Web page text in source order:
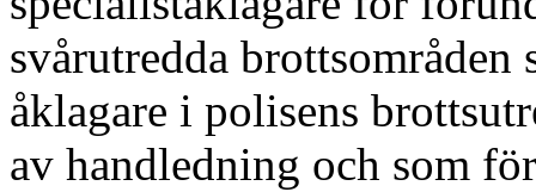
svårutredda brottsområden
åklagare i polisens
av handledning och som